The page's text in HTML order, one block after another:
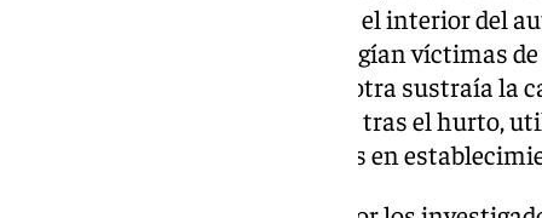
aglomeraciones de personas en el interior del
Principalmente, elegían víctimas
de ellas distraía a la víctima, la otra sustraía la
compra. En alguno de los casos, tras el hurto,
perjudicado para hacer compras en